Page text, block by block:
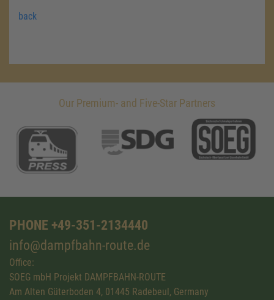
back
Our Premium- and Five-Star Partners
PHONE +49-351-2134440
info@dampfbahn-route.de
Office:
SOEG mbH Projekt DAMPFBAHN-ROUTE
Am Alten Güterboden 4, 01445 Radebeul, Germany